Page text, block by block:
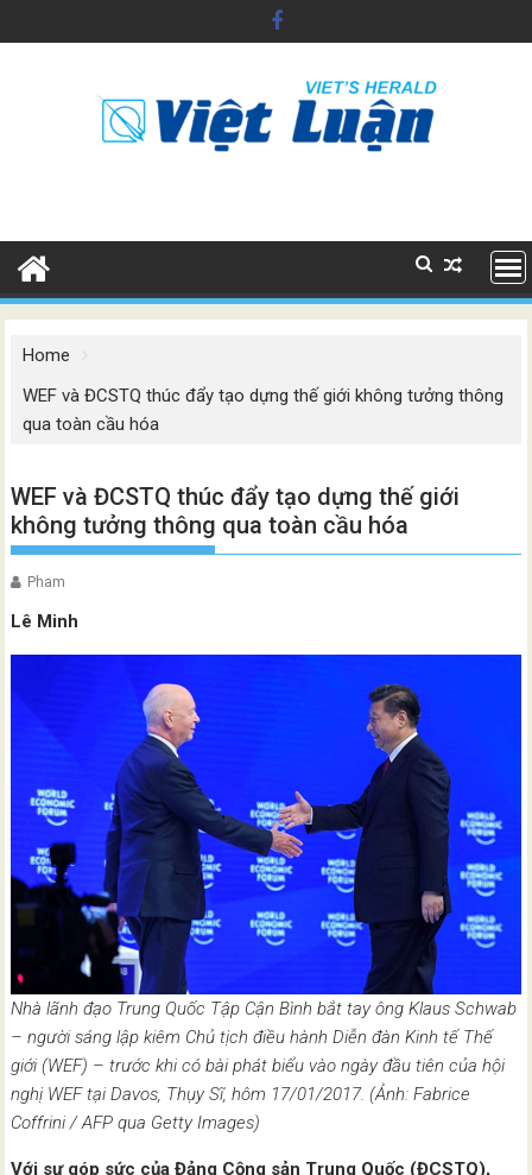
to
Home
WEF và ĐCSTQ thúc đẩy tạo dựng thế giới không tưởng thông
qua toàn cầu hóa
WEF và ĐCSTQ thúc đẩy tạo dựng thế giới
không tưởng thông qua toàn cầu hóa
Pham
Lê Minh
Nhà lãnh đạo Trung Quốc Tập Cận Bình bắt tay ông Klaus Schwab
– người sáng lập kiêm Chủ tịch điều hành Diễn đàn Kinh tế Thế
giới (WEF) – trước khi có bài phát biểu vào ngày đầu tiên của hội
nghị WEF tại Davos, Thụy Sĩ, hôm 17/01/2017. (Ảnh: Fabrice
Coffrini / AFP qua Getty Images)
Với sự góp sức của Đảng Cộng sản Trung Quốc (ĐCSTQ),